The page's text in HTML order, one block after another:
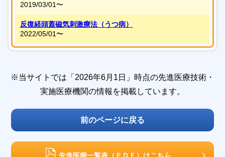
2019/03/01〜
反復経頭蓋磁気刺激療法（うつ病）
2022/05/01〜
※当サイトでは「2026年6月1日」時点の先進医療技術・
実施医療機関の情報を掲載しています。
前のページに戻る